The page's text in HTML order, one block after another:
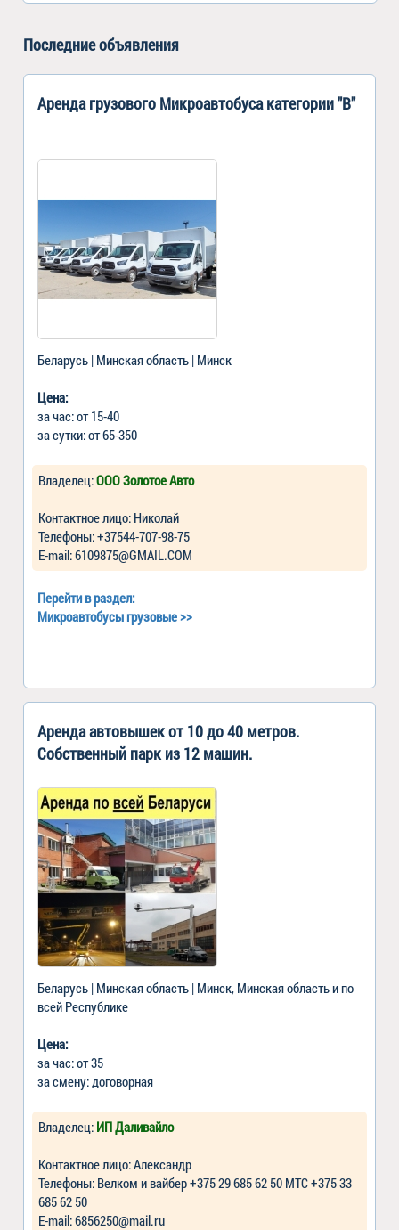
Последние объявления
Аренда грузового Микроавтобуса категории "В"
Беларусь | Минская область | Минск
Цена:
за час: от 15-40
за сутки: от 65-350
Владелец:ООО Золотое Авто
Контактное лицо: Николай
Телефоны: +37544-707-98-75
Е-mail: 6109875@GMAIL.COM
Перейти в раздел:
Микроавтобусы грузовые>>
Аренда автовышек от 10 до 40 метров.
Собственный парк из 12 машин.
Беларусь | Минская область | Минск, Минская область и по
всей Республике
Цена:
за час: от 35
за смену: договорная
Владелец: ИП Даливайло
Контактное лицо: Александр
Телефоны: Велком и вайбер +375 29 685 62 50 МТС +375 33
685 62 50
Е-mail: 6856250@mail.ru